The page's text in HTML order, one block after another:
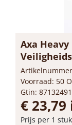
Axa
x 3mm
1847-15-
Voorraad: 50
Gtin:
€ 23,79
Prijs per 1 stuk